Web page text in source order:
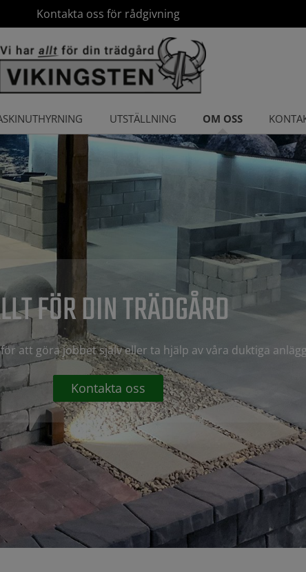
Kontakta oss för rådgivning
UTSTÄLLNING OM OSS
FÖR DIN TRÄDGÅRD
att göra jobbet själv eller ta hjälp av våra duktiga
Kontakta oss